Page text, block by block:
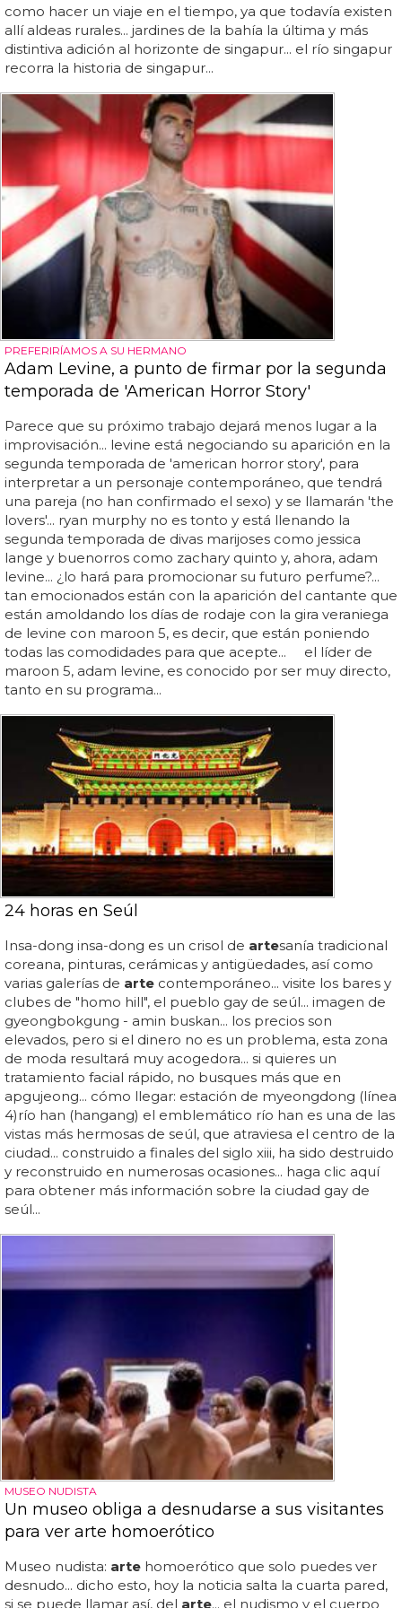
como hacer un viaje en el tiempo, ya que todavía existen
allí aldeas rurales... jardines de la bahía la última y más
distintiva adición al horizonte de singapur... el río singapur
recorra la historia de singapur...
PREFERIRÍAMOS A SU HERMANO
Adam Levine, a punto de firmar por la segunda
temporada de 'American Horror Story'
Parece que su próximo trabajo dejará menos lugar a la
improvisación... levine está negociando su aparición en la
segunda temporada de 'american horror story', para
interpretar a un personaje contemporáneo, que tendrá
una pareja (no han confirmado el sexo) y se llamarán 'the
lovers'... ryan murphy no es tonto y está llenando la
segunda temporada de divas marijoses como jessica
lange y buenorros como zachary quinto y, ahora, adam
levine... ¿lo hará para promocionar su futuro perfume?...
tan emocionados están con la aparición del cantante que
están amoldando los días de rodaje con la gira veraniega
de levine con maroon 5, es decir, que están poniendo
todas las comodidades para que acepte... el líder de
maroon 5, adam levine, es conocido por ser muy directo,
tanto en su programa...
24 horas en Seúl
Insa-dong insa-dong es un crisol de artesanía tradicional
coreana, pinturas, cerámicas y antigüedades, así como
varias galerías de arte contemporáneo... visite los bares y
clubes de "homo hill", el pueblo gay de seúl... imagen de
gyeongbokgung - amin buskan... los precios son
elevados, pero si el dinero no es un problema, esta zona
de moda resultará muy acogedora... si quieres un
tratamiento facial rápido, no busques más que en
apgujeong... cómo llegar: estación de myeongdong (línea
4)río han (hangang) el emblemático río han es una de las
vistas más hermosas de seúl, que atraviesa el centro de la
ciudad... construido a finales del siglo xiii, ha sido destruido
y reconstruido en numerosas ocasiones... haga clic aquí
para obtener más información sobre la ciudad gay de
seúl...
MUSEO NUDISTA
Un museo obliga a desnudarse a sus visitantes
para ver arte homoerótico
Museo nudista: arte homoerótico que solo puedes ver
desnudo... dicho esto, hoy la noticia salta la cuarta pared,
si se puede llamar así, del arte... el nudismo y el cuerpo